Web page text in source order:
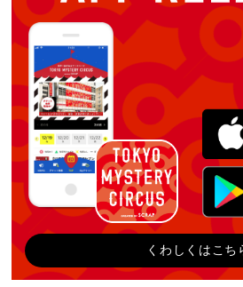
くわしくはこち